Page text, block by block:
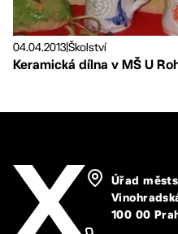
04.04.2013Školství
Keramická dílna v MŠ U
Úřad
100 00